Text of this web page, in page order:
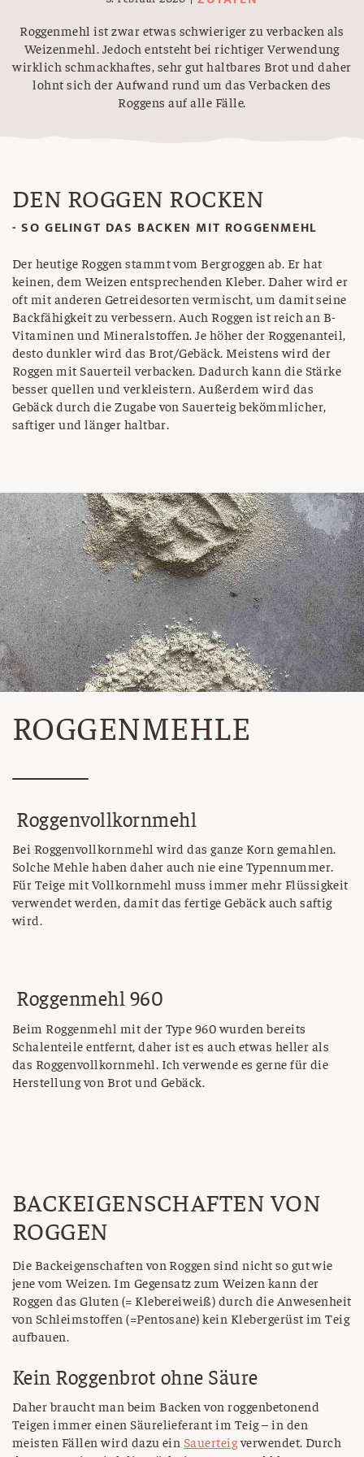
Roggenmehl ist zwar etwas schwieriger zu verbacken als
Weizenmehl. Jedoch entsteht bei richtiger Verwendung
wirklich schmackhaftes, sehr gut haltbares Brot und daher
lohnt sich der Aufwand rund um das Verbacken des
Roggens auf alle Fälle.
DEN ROGGEN ROCKEN
- SO GELINGT DAS BACKEN MIT ROGGENMEHL
Der heutige Roggen stammt vom Bergroggen ab. Er hat
keinen, dem Weizen entsprechenden Kleber. Daher wird er
oft mit anderen Getreidesorten vermischt, um damit seine
Backfähigkeit zu verbessern. Auch Roggen ist reich an B-
Vitaminen und Mineralstoffen. Je höher der Roggenanteil,
desto dunkler wird das Brot/Gebäck. Meistens wird der
Roggen mit Sauerteil verbacken. Dadurch kann die Stärke
besser quellen und verkleistern. Außerdem wird das
Gebäck durch die Zugabe von Sauerteig bekömmlicher,
saftiger und länger haltbar.
ROGGENMEHLE
Roggenvollkornmehl
Bei Roggenvollkornmehl wird das ganze Korn gemahlen.
Solche Mehle haben daher auch nie eine Typennummer.
Für Teige mit Vollkornmehl muss immer mehr Flüssigkeit
verwendet werden, damit das fertige Gebäck auch saftig
wird.
Roggenmehl 960
Beim Roggenmehl mit der Type 960 wurden bereits
Schalenteile entfernt, daher ist es auch etwas heller als
das Roggenvollkornmehl. Ich verwende es gerne für die
Herstellung von Brot und Gebäck.
BACKEIGENSCHAFTEN VON
ROGGEN
Die Backeigenschaften von Roggen sind nicht so gut wie
jene vom Weizen. Im Gegensatz zum Weizen kann der
Roggen das Gluten (= Klebereiweiß) durch die Anwesenheit
von Schleimstoffen (=Pentosane) kein Klebergerüst im Teig
aufbauen.
Kein Roggenbrot ohne Säure
Daher braucht man beim Backen von roggenbetonend
Teigen immer einen Säurelieferant im Teig – in den
meisten Fällen wird dazu ein Sauerteigverwendet. Durch